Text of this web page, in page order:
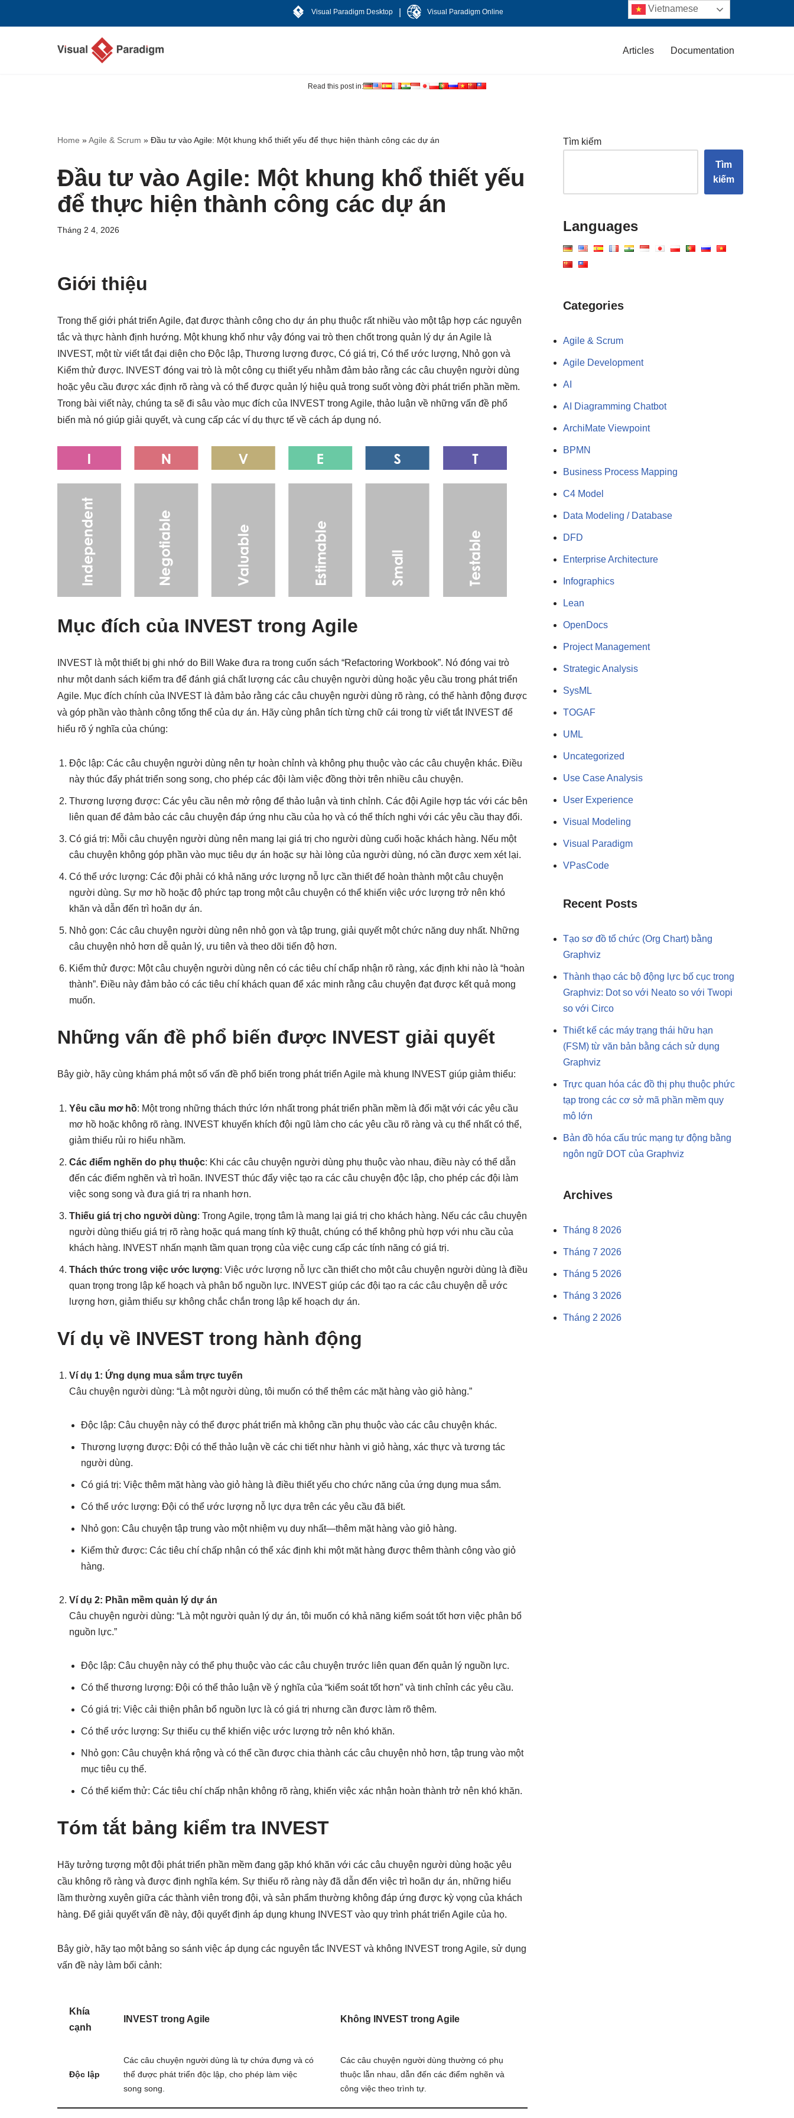
Visual Paradigm Desktop Visual Paradigm Online
Articles Documentation
Read this post in:
Home »Agile & Scrum » Đầu tư vào Agile: Một khung khổ thiết yếu để thực hiện thành công các dự án
Đầu tư vào Agile: Một khung khổ thiết yếu
để thực hiện thành công các dự án
Tháng 2 4, 2026
Giới thiệu
Trong thế giới phát triển Agile, đạt được thành công cho dự án phụ thuộc rất nhiều vào một tập hợp các nguyên
tắc và thực hành định hướng. Một khung khổ như vậy đóng vai trò then chốt trong quản lý dự án Agile là
INVEST, một từ viết tắt đại diện cho Độc lập, Thương lượng được, Có giá trị, Có thể ước lượng, Nhỏ gọn và
Kiểm thử được. INVEST đóng vai trò là một công cụ thiết yếu nhằm đảm bảo rằng các câu chuyện người dùng
hoặc yêu cầu được xác định rõ ràng và có thể được quản lý hiệu quả trong suốt vòng đời phát triển phần mềm.
Trong bài viết này, chúng ta sẽ đi sâu vào mục đích của INVEST trong Agile, thảo luận về những vấn đề phổ
biến mà nó giúp giải quyết, và cung cấp các ví dụ thực tế về cách áp dụng nó.
Mục đích của INVEST trong Agile
INVEST là một thiết bị ghi nhớ do Bill Wake đưa ra trong cuốn sách “Refactoring Workbook”. Nó đóng vai trò
như một danh sách kiểm tra để đánh giá chất lượng các câu chuyện người dùng hoặc yêu cầu trong phát triển
Agile. Mục đích chính của INVEST là đảm bảo rằng các câu chuyện người dùng rõ ràng, có thể hành động được
và góp phần vào thành công tổng thể của dự án. Hãy cùng phân tích từng chữ cái trong từ viết tắt INVEST để
hiểu rõ ý nghĩa của chúng:
Độc lập: Các câu chuyện người dùng nên tự hoàn chỉnh và không phụ thuộc vào các câu chuyện khác. Điều
này thúc đẩy phát triển song song, cho phép các đội làm việc đồng thời trên nhiều câu chuyện.
Thương lượng được: Các yêu cầu nên mở rộng để thảo luận và tinh chỉnh. Các đội Agile hợp tác với các bên
liên quan để đảm bảo các câu chuyện đáp ứng nhu cầu của họ và có thể thích nghi với các yêu cầu thay đổi.
Có giá trị: Mỗi câu chuyện người dùng nên mang lại giá trị cho người dùng cuối hoặc khách hàng. Nếu một
câu chuyện không góp phần vào mục tiêu dự án hoặc sự hài lòng của người dùng, nó cần được xem xét lại.
Có thể ước lượng: Các đội phải có khả năng ước lượng nỗ lực cần thiết để hoàn thành một câu chuyện
người dùng. Sự mơ hồ hoặc độ phức tạp trong một câu chuyện có thể khiến việc ước lượng trở nên khó
khăn và dẫn đến trì hoãn dự án.
Nhỏ gọn: Các câu chuyện người dùng nên nhỏ gọn và tập trung, giải quyết một chức năng duy nhất. Những
câu chuyện nhỏ hơn dễ quản lý, ưu tiên và theo dõi tiến độ hơn.
Kiểm thử được: Một câu chuyện người dùng nên có các tiêu chí chấp nhận rõ ràng, xác định khi nào là “hoàn
thành”. Điều này đảm bảo có các tiêu chí khách quan để xác minh rằng câu chuyện đạt được kết quả mong
muốn.
Những vấn đề phổ biến được INVEST giải quyết
Bây giờ, hãy cùng khám phá một số vấn đề phổ biến trong phát triển Agile mà khung INVEST giúp giảm thiểu:
Yêu cầu mơ hồ: Một trong những thách thức lớn nhất trong phát triển phần mềm là đối mặt với các yêu cầu
mơ hồ hoặc không rõ ràng. INVEST khuyến khích đội ngũ làm cho các yêu cầu rõ ràng và cụ thể nhất có thể,
giảm thiểu rủi ro hiểu nhầm.
Các điểm nghẽn do phụ thuộc: Khi các câu chuyện người dùng phụ thuộc vào nhau, điều này có thể dẫn
đến các điểm nghẽn và trì hoãn. INVEST thúc đẩy việc tạo ra các câu chuyện độc lập, cho phép các đội làm
việc song song và đưa giá trị ra nhanh hơn.
Thiếu giá trị cho người dùng: Trong Agile, trọng tâm là mang lại giá trị cho khách hàng. Nếu các câu chuyện
người dùng thiếu giá trị rõ ràng hoặc quá mang tính kỹ thuật, chúng có thể không phù hợp với nhu cầu của
khách hàng. INVEST nhấn mạnh tầm quan trọng của việc cung cấp các tính năng có giá trị.
Thách thức trong việc ước lượng: Việc ước lượng nỗ lực cần thiết cho một câu chuyện người dùng là điều
quan trọng trong lập kế hoạch và phân bổ nguồn lực. INVEST giúp các đội tạo ra các câu chuyện dễ ước
lượng hơn, giảm thiểu sự không chắc chắn trong lập kế hoạch dự án.
Ví dụ về INVEST trong hành động
Ví dụ 1: Ứng dụng mua sắm trực tuyến
Câu chuyện người dùng: “Là một người dùng, tôi muốn có thể thêm các mặt hàng vào giỏ hàng.”
Độc lập: Câu chuyện này có thể được phát triển mà không cần phụ thuộc vào các câu chuyện khác.
Thương lượng được: Đội có thể thảo luận về các chi tiết như hành vi giỏ hàng, xác thực và tương tác
người dùng.
Có giá trị: Việc thêm mặt hàng vào giỏ hàng là điều thiết yếu cho chức năng của ứng dụng mua sắm.
Có thể ước lượng: Đội có thể ước lượng nỗ lực dựa trên các yêu cầu đã biết.
Nhỏ gọn: Câu chuyện tập trung vào một nhiệm vụ duy nhất—thêm mặt hàng vào giỏ hàng.
Kiểm thử được: Các tiêu chí chấp nhận có thể xác định khi một mặt hàng được thêm thành công vào giỏ
hàng.
Ví dụ 2: Phần mềm quản lý dự án
Câu chuyện người dùng: “Là một người quản lý dự án, tôi muốn có khả năng kiểm soát tốt hơn việc phân bổ
nguồn lực.”
Độc lập: Câu chuyện này có thể phụ thuộc vào các câu chuyện trước liên quan đến quản lý nguồn lực.
Có thể thương lượng: Đội có thể thảo luận về ý nghĩa của “kiểm soát tốt hơn” và tinh chỉnh các yêu cầu.
Có giá trị: Việc cải thiện phân bổ nguồn lực là có giá trị nhưng cần được làm rõ thêm.
Có thể ước lượng: Sự thiếu cụ thể khiến việc ước lượng trở nên khó khăn.
Nhỏ gọn: Câu chuyện khá rộng và có thể cần được chia thành các câu chuyện nhỏ hơn, tập trung vào một
mục tiêu cụ thể.
Có thể kiểm thử: Các tiêu chí chấp nhận không rõ ràng, khiến việc xác nhận hoàn thành trở nên khó khăn.
Tóm tắt bảng kiểm tra INVEST
Hãy tưởng tượng một đội phát triển phần mềm đang gặp khó khăn với các câu chuyện người dùng hoặc yêu
cầu không rõ ràng và được định nghĩa kém. Sự thiếu rõ ràng này đã dẫn đến việc trì hoãn dự án, những hiểu
lầm thường xuyên giữa các thành viên trong đội, và sản phẩm thường không đáp ứng được kỳ vọng của khách
hàng. Để giải quyết vấn đề này, đội quyết định áp dụng khung INVEST vào quy trình phát triển Agile của họ.
Bây giờ, hãy tạo một bảng so sánh việc áp dụng các nguyên tắc INVEST và không INVEST trong Agile, sử dụng
vấn đề này làm bối cảnh:
Khía
cạnh
INVEST trong Agile Không INVEST trong Agile
Độc lập
Các câu chuyện người dùng là tự chứa đựng và có
thể được phát triển độc lập, cho phép làm việc
song song.
Các câu chuyện người dùng thường có phụ
thuộc lẫn nhau, dẫn đến các điểm nghẽn và
công việc theo trình tự.
Tìm kiếm
Tìm
kiếm
Languages
Categories
Agile & Scrum
Agile Development
AI
AI Diagramming Chatbot
ArchiMate Viewpoint
BPMN
Business Process Mapping
C4 Model
Data Modeling / Database
DFD
Enterprise Architecture
Infographics
Lean
OpenDocs
Project Management
Strategic Analysis
SysML
TOGAF
UML
Uncategorized
Use Case Analysis
User Experience
Visual Modeling
Visual Paradigm
VPasCode
Recent Posts
Tạo sơ đồ tổ chức (Org Chart) bằng
Graphviz
Thành thạo các bộ động lực bố cục trong
Graphviz: Dot so với Neato so với Twopi
so với Circo
Thiết kế các máy trạng thái hữu hạn
(FSM) từ văn bản bằng cách sử dụng
Graphviz
Trực quan hóa các đồ thị phụ thuộc phức
tạp trong các cơ sở mã phần mềm quy
mô lớn
Bản đồ hóa cấu trúc mạng tự động bằng
ngôn ngữ DOT của Graphviz
Archives
Tháng 8 2026
Tháng 7 2026
Tháng 5 2026
Tháng 3 2026
Tháng 2 2026
Vietnamese